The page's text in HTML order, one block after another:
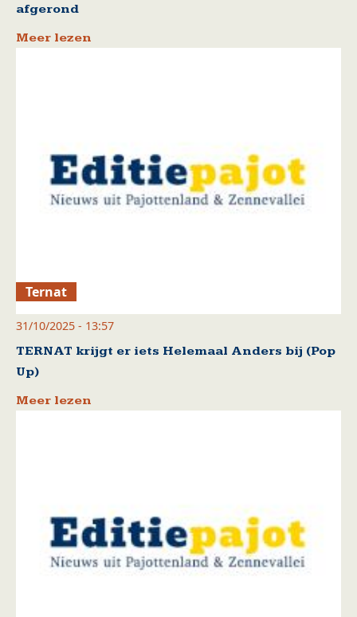
afgerond
Meer lezen
Ternat
31/10/2025 - 13:57
TERNAT krijgt er iets Helemaal Anders bij (Pop
Up)
Meer lezen